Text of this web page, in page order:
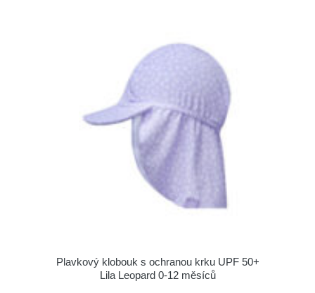
Plavkový klobouk s ochranou krku UPF 50+
Lila Leopard 0-12 měsíců